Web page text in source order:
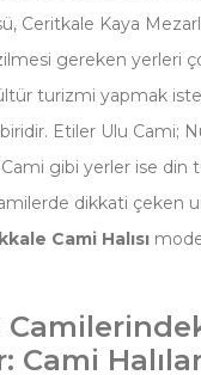
Ceritkale Kaya
gereken yerleri
turizmi yapmak
Etiler Ulu Cami;
gibi yerler ise din
dikkati çeken
Cami Halısı
Cami